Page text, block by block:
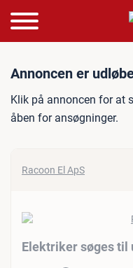
Annoncen er
Klik på annoncen for at
åben for ansøgninger.
Racoon El ApS
Elektriker søges til